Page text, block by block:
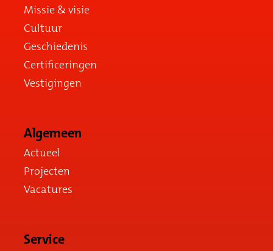
Missie & visie
Cultuur
Geschiedenis
Certificeringen
Vestigingen
Algemeen
Actueel
Projecten
Vacatures
Service